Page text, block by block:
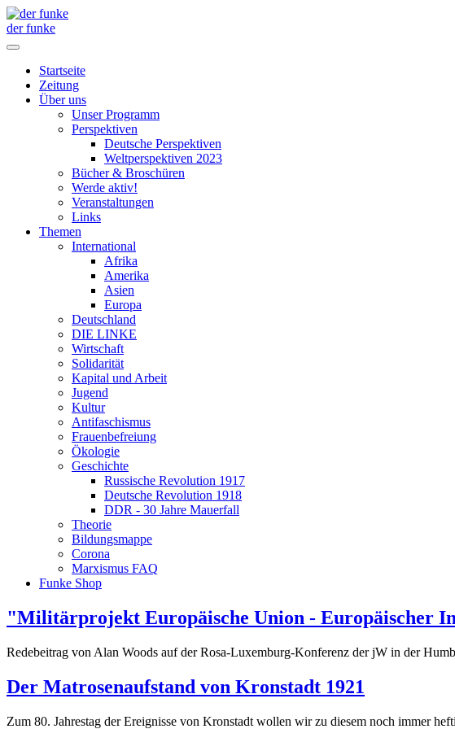
der funke
Startseite
Zeitung
Über uns
Unser Programm
Perspektiven
Deutsche Perspektiven
Weltperspektiven 2023
Bücher & Broschüren
Werde aktiv!
Veranstaltungen
Links
Themen
International
Afrika
Amerika
Asien
Europa
Deutschland
DIE LINKE
Wirtschaft
Solidarität
Kapital und Arbeit
Jugend
Kultur
Antifaschismus
Frauenbefreiung
Ökologie
Geschichte
Russische Revolution 1917
Deutsche Revolution 1918
DDR - 30 Jahre Mauerfall
Theorie
Bildungsmappe
Corona
Marxismus FAQ
Funke Shop
"Militärprojekt Europäische Union - Europäischer
Redebeitrag von Alan Woods auf der Rosa-Luxemburg-Konferenz der jW in der
Der Matrosenaufstand von Kronstadt 1921
Zum 80. Jahrestag der Ereignisse von Kronstadt wollen wir zu diesem noch immer